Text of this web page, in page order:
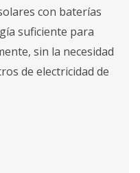
con baterías
suficiente para
sin la necesidad
de electricidad de